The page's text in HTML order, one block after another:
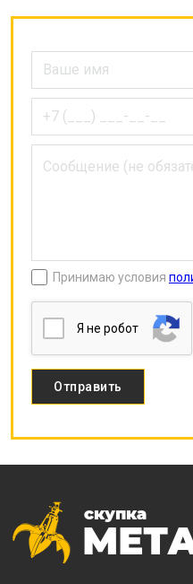
Принимаю условия
Я нe poбoт